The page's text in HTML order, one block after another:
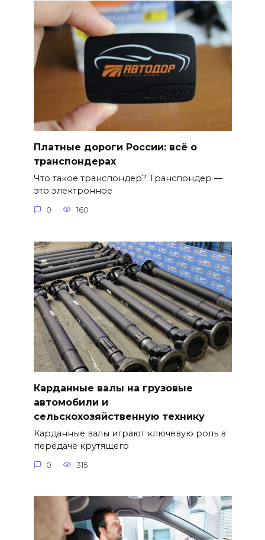
Платные дороги России: всё о
транспондерах
Что такое транспондер? Транспондер —
это электронное
0 160
Карданные валы на грузовые
автомобили и
сельскохозяйственную технику
Карданные валы играют ключевую роль в
передаче крутящего
0 315